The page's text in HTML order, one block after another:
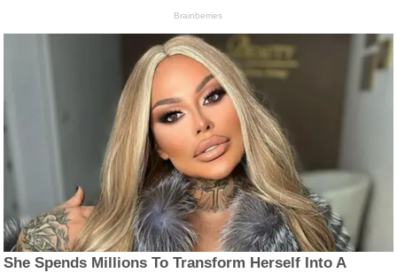
Brainberries
She Spends Millions To Transform Herself Into A